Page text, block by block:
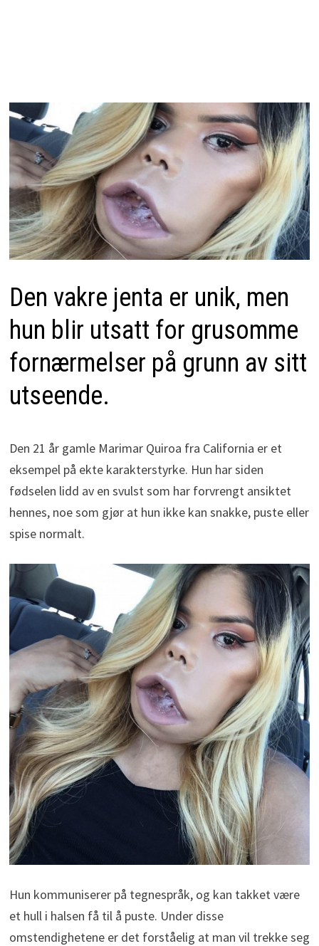
Den vakre jenta er unik, men
hun blir utsatt for grusomme
fornærmelser på grunn av sitt
utseende.
Den 21 år gamle Marimar Quiroa fra California er et
eksempel på ekte karakterstyrke. Hun har siden
fødselen lidd av en svulst som har forvrengt ansiktet
hennes, noe som gjør at hun ikke kan snakke, puste eller
spise normalt.
Hun kommuniserer på tegnespråk, og kan takket være
et hull i halsen få til å puste. Under disse
omstendighetene er det forståelig at man vil trekke seg